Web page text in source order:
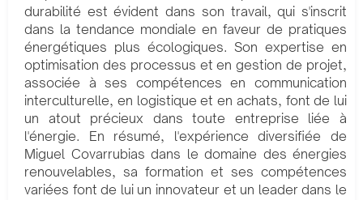
durabilité est évident dans son travail, qui s'inscrit
dans la tendance mondiale en faveur de pratiques
énergétiques plus écologiques. Son expertise en
optimisation des processus et en gestion de projet,
associée à ses compétences en communication
interculturelle, en logistique et en achats, font de lui
un atout précieux dans toute entreprise liée à
l'énergie. En résumé, l'expérience diversifiée de
Miguel Covarrubias dans le domaine des énergies
renouvelables, sa formation et ses compétences
variées font de lui un innovateur et un leader dans le